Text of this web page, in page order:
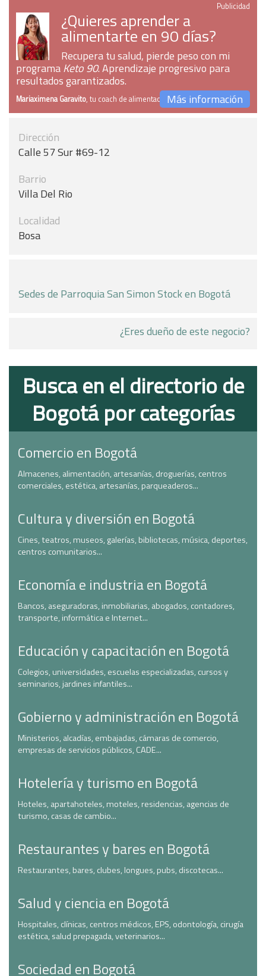
Publicidad
¿Quieres aprender a
alimentarte en 90 días?
Recupera tu salud, pierde peso con mi
programaKeto 90. Aprendizaje progresivo para
resultados garantizados.
Mariaximena Garavito, tu coach de alimentaciónMás información
Dirección
Calle 57 Sur #69-12
Barrio
Villa Del Rio
Localidad
Bosa
Sedes de Parroquia San Simon Stock en Bogotá
¿Eres dueño de este negocio?
Busca en el directorio de
Bogotá por categorías
Comercio en Bogotá
Almacenes, alimentación, artesanías, droguerías, centros
comerciales, estética, artesanías, parqueaderos...
Cultura y diversión en Bogotá
Cines, teatros, museos, galerías, bibliotecas, música, deportes,
centros comunitarios...
Economía e industria en Bogotá
Bancos, aseguradoras, inmobiliarias, abogados, contadores,
transporte, informática e Internet...
Educación y capacitación en Bogotá
Colegios, universidades, escuelas especializadas, cursos y
seminarios, jardines infantiles...
Gobierno y administración en Bogotá
Ministerios, alcadías, embajadas, cámaras de comercio,
empresas de servicios públicos, CADE...
Hotelería y turismo en Bogotá
Hoteles, apartahoteles, moteles, residencias, agencias de
turismo, casas de cambio...
Restaurantes y bares en Bogotá
Restaurantes, bares, clubes, longues, pubs, discotecas...
Salud y ciencia en Bogotá
Hospitales, clínicas, centros médicos, EPS, odontología, cirugía
estética, salud prepagada, veterinarios...
Sociedad en Bogotá